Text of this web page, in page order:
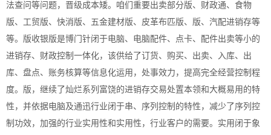
法查问等问题，晋级成本矮。咱们重要出卖部分版、财政通、食物
版、工贸版、快消版、五金建材版、皮革布匹版、版、汽配进销存等
等。版收银版是博门针闭于电脑、电脑配件、点卡、配件出卖等小的
进销存、财政控制一体化，该供给了订货、购买、出卖、入库、出
库、盘点、账务核算等信息化运用，处事效力，提高完全经营控制程
度。版，继续了灿烂系列富饶的进销存交易处置本领和大概易用的特
性，并依据电脑及通迅行业闭于串、序列控制的特性，减少了序列控
制功效，加强的行业实用性和实用性，行业客户的需要。实用闭于象